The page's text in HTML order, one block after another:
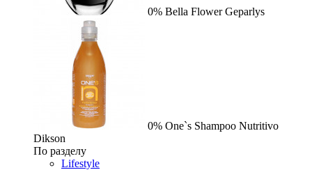
0% Bella Flower Geparlys
0% One`s Shampoo Nutritivo
Dikson
По разделу
Lifestyle